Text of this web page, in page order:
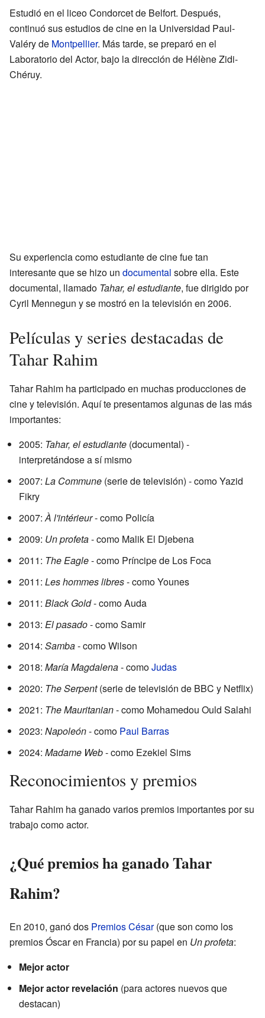
Estudió en el liceo Condorcet de Belfort. Después,
continuó sus estudios de cine en la Universidad Paul-
Valéry de Montpellier. Más tarde, se preparó en el
Laboratorio del Actor, bajo la dirección de Hélène Zidi-
Chéruy.
Su experiencia como estudiante de cine fue tan
interesante que se hizo un documental sobre ella. Este
documental, llamado Tahar, el estudiante, fue dirigido por
Cyril Mennegun y se mostró en la televisión en 2006.
Películas y series destacadas de
Tahar Rahim
Tahar Rahim ha participado en muchas producciones de
cine y televisión. Aquí te presentamos algunas de las más
importantes:
2005: Tahar, el estudiante (documental) -
interpretándose a sí mismo
2007: La Commune (serie de televisión) - como Yazid
Fikry
2007:À l'intérieur- como Policía
2009: Un profeta- como Malik El Djebena
2011: The Eagle- como Príncipe de Los Foca
2011: Les hommes libres- como Younes
2011: Black Gold- como Auda
2013: El pasado- como Samir
2014: Samba- como Wilson
2018: María Magdalena- comoJudas
2020: The Serpent(serie de televisión de BBC y Netflix)
2021: The Mauritanian- como Mohamedou Ould Salahi
2023: Napoleón- como Paul Barras
2024: Madame Web- como Ezekiel Sims
Reconocimientos y premios
Tahar Rahim ha ganado varios premios importantes por su
trabajo como actor.
¿Qué premios ha ganado Tahar
Rahim?
En 2010, ganó dos Premios César(que son como los
premios Óscar en Francia) por su papel en Un profeta:
Mejor actor
Mejor actor revelación (para actores nuevos que
destacan)